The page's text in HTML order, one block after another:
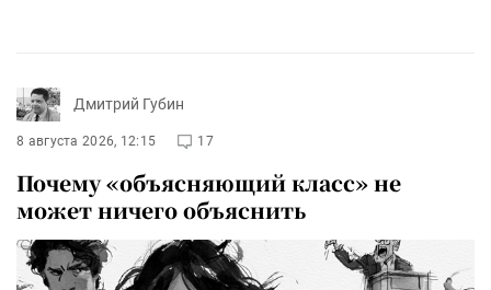
Дмитрий Губин
8 августа 2026, 12:15 17
Почему «объясняющий класс» не
может ничего объяснить